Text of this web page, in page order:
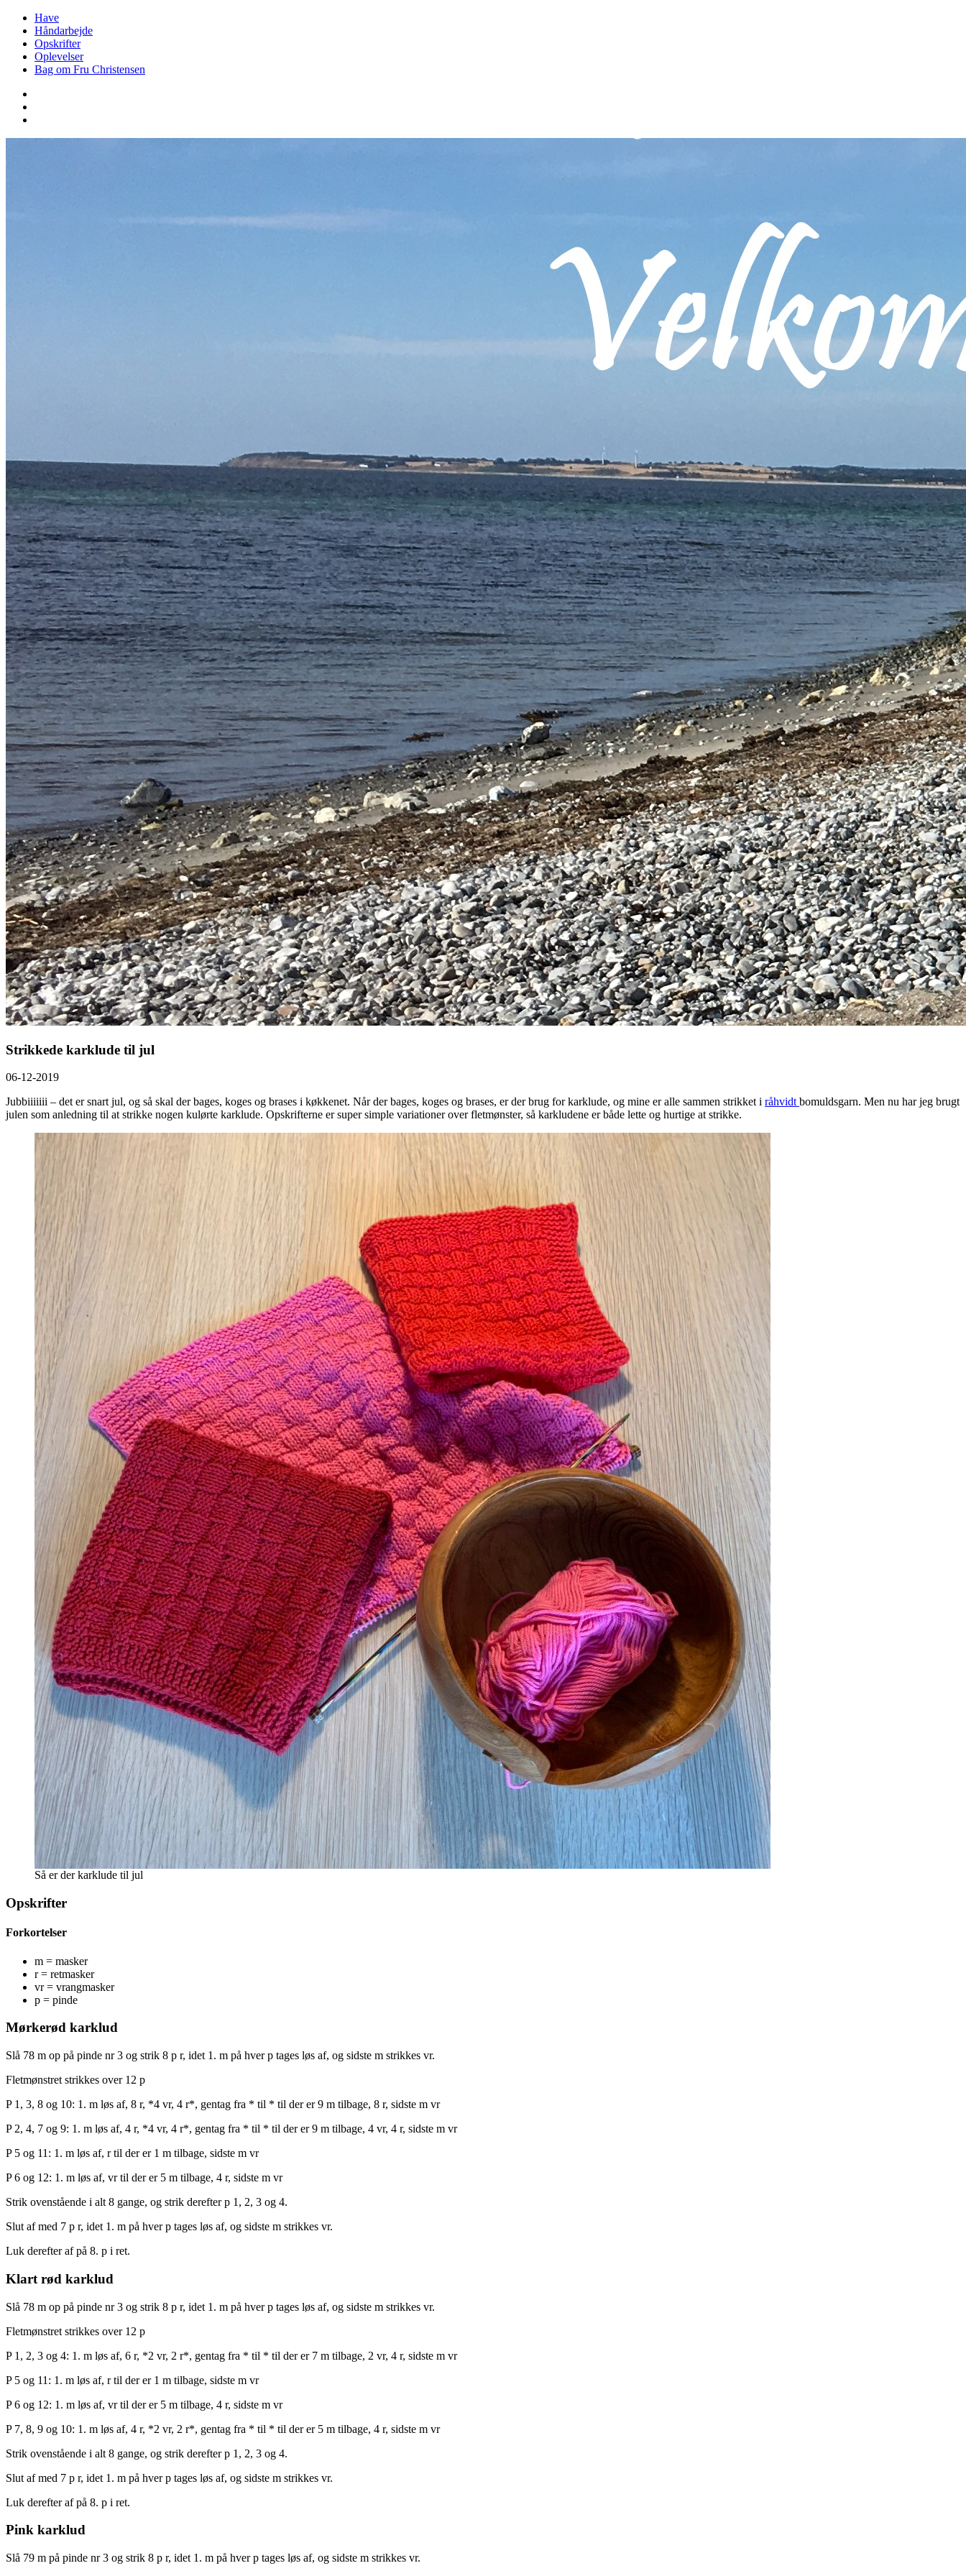
Have
Håndarbejde
Opskrifter
Oplevelser
Bag om Fru Christensen
Strikkede karklude til jul
06-12-2019
Jubbiiiiiii – det er snart jul, og så skal der bages, koges og brases i køkkenet. Når der bages, koges og brases, er der brug for karklude, og mine er alle sammen strikket i råhvidtbomuldsgarn. Men nu har jeg brugt
julen som anledning til at strikke nogen kulørte karklude. Opskrifterne er super simple variationer over fletmønster, så karkludene er både lette og hurtige at strikke.
Så er der karklude til jul
Opskrifter
Forkortelser
m = masker
r = retmasker
vr = vrangmasker
p = pinde
Mørkerød karklud
Slå 78 m op på pinde nr 3 og strik 8 p r, idet 1. m på hver p tages løs af, og sidste m strikkes vr.
Fletmønstret strikkes over 12 p
P 1, 3, 8 og 10: 1. m løs af, 8 r, *4 vr, 4 r*, gentag fra * til * til der er 9 m tilbage, 8 r, sidste m vr
P 2, 4, 7 og 9: 1. m løs af, 4 r, *4 vr, 4 r*, gentag fra * til * til der er 9 m tilbage, 4 vr, 4 r, sidste m vr
P 5 og 11: 1. m løs af, r til der er 1 m tilbage, sidste m vr
P 6 og 12: 1. m løs af, vr til der er 5 m tilbage, 4 r, sidste m vr
Strik ovenstående i alt 8 gange, og strik derefter p 1, 2, 3 og 4.
Slut af med 7 p r, idet 1. m på hver p tages løs af, og sidste m strikkes vr.
Luk derefter af på 8. p i ret.
Klart rød karklud
Slå 78 m op på pinde nr 3 og strik 8 p r, idet 1. m på hver p tages løs af, og sidste m strikkes vr.
Fletmønstret strikkes over 12 p
P 1, 2, 3 og 4: 1. m løs af, 6 r, *2 vr, 2 r*, gentag fra * til * til der er 7 m tilbage, 2 vr, 4 r, sidste m vr
P 5 og 11: 1. m løs af, r til der er 1 m tilbage, sidste m vr
P 6 og 12: 1. m løs af, vr til der er 5 m tilbage, 4 r, sidste m vr
P 7, 8, 9 og 10: 1. m løs af, 4 r, *2 vr, 2 r*, gentag fra * til * til der er 5 m tilbage, 4 r, sidste m vr
Strik ovenstående i alt 8 gange, og strik derefter p 1, 2, 3 og 4.
Slut af med 7 p r, idet 1. m på hver p tages løs af, og sidste m strikkes vr.
Luk derefter af på 8. p i ret.
Pink karklud
Slå 79 m på pinde nr 3 og strik 8 p r, idet 1. m på hver p tages løs af, og sidste m strikkes vr.